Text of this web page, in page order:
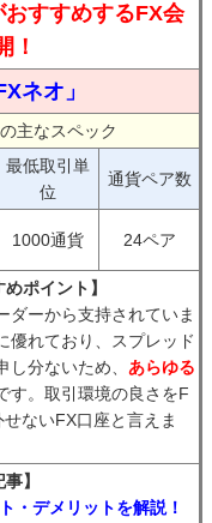
おすすめするFX会
！
ネオ」
主なスペック
最低取引単
位
通貨ペア数
1000通貨 24ペア
ポイント】
ダーから支持されていま
優れており、スプレッド
分ないため、 あらゆる
す。取引環境の良さをF
ないFX口座と言えま
】
・デメリットを解説！